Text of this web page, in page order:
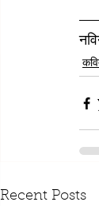
Recent Posts